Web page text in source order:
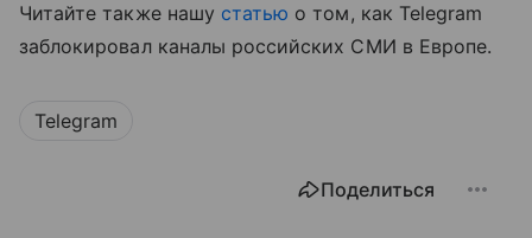
Читайте также нашу статью о том, как Telegram
заблокировал каналы российских СМИ в Европе.
Telegram
Поделиться